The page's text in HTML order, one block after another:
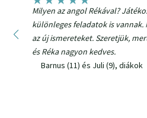
Milyen az angol Rékával?
különleges feladatok is
az új ismereteket. Szeretjük,
és Réka nagyon kedves.
Barnus (11) és Juli (9), diákok